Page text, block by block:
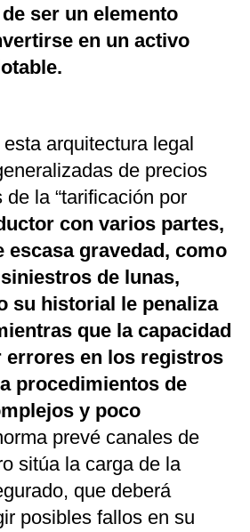
ser un elemento
en un activo
arquitectura legal
de precios
de la “tarificación por
con varios partes,
escasa gravedad, como
de lunas,
su historial le penaliza
que la capacidad
errores en los registros
procedimientos de
y poco
prevé canales de
sitúa la carga de la
que deberá
posibles fallos en su